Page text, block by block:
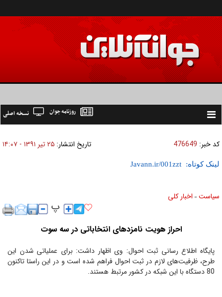
Toggle
نسخه اصلی روزنامه جوان
کد خبر: 476649 تاریخ انتشار: ۲۵ تير ۱۳۹۱ - ۱۴:۰۷
لینک کوتاه:
سیاست » اخبار کلی
احراز هویت نامزدهای انتخاباتی در سه سوت
پایگاه اطلاع رسانی ثبت احوال: وی اظهار داشت: برای عملیاتی شدن این
طرح، ظرفیت‌های لازم در ثبت احوال فراهم شده است و در این راستا تاكنون
80 دستگاه با این شبكه در كشور مرتبط هستند.